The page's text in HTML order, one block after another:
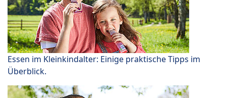
Essen im Kleinkindalter: Einige praktische Tipps im
Überblick.